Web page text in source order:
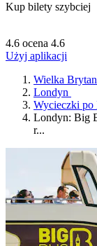
Kup bilety szybciej
4.6 ocena 4.6
Użyj aplikacji
Wielka
Londyn
Wycieczki po
Londyn: Big
r...